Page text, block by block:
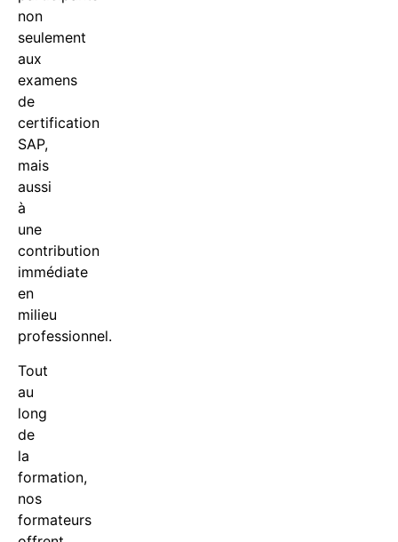
non
seulement
aux
examens
de
certification
SAP,
mais
aussi
à
une
contribution
immédiate
en
milieu
professionnel.
Tout
au
long
de
la
formation,
nos
formateurs